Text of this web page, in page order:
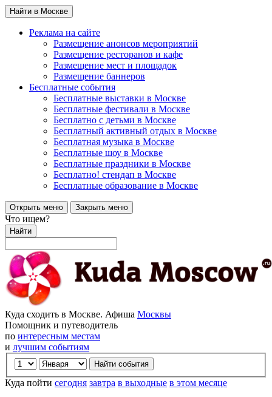
Найти в Москве
Реклама на сайте
Размещение анонсов мероприятий
Размещение ресторанов и кафе
Размещение мест и площадок
Размещение баннеров
Бесплатные события
Бесплатные выставки в Москве
Бесплатные фестивали в Москве
Бесплатно с детьми в Москве
Бесплатный активный отдых в Москве
Бесплатная музыка в Москве
Бесплатные шоу в Москве
Бесплатные праздники в Москве
Бесплатно! стендап в Москве
Бесплатные образование в Москве
Открыть меню Закрыть меню
Что ищем?
Найти
Куда сходить в Москве. Афиша Москвы
Помощник и путеводитель
по интересным местам
и лучшим событиям
Куда пойти сегодня завтра в выходные в этом месяце